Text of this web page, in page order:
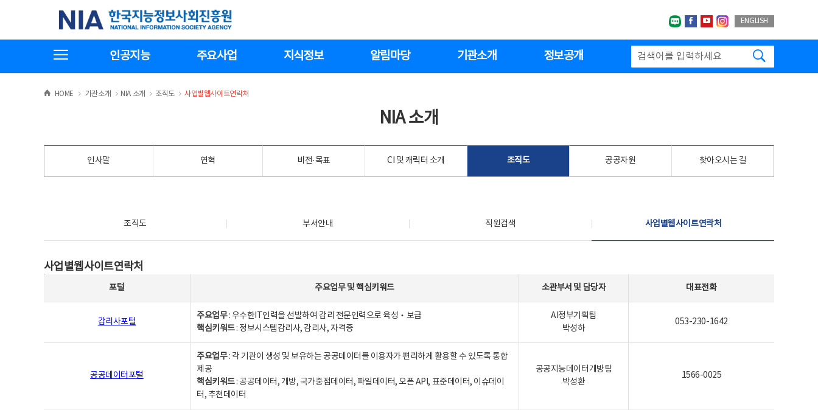
기
한국지능정보사회진흥원
네이버블로그
페이스북
유투브인스타그랩
ENGLISH
인공지능 주요사업 지식정보 알림마당 기관소개 정보공개
HOME >
기관소개 >NIA 소개 >
조직도 >
사업별웹사이트연락처
NIA 소개
인사말 연혁 비전·목표 CI 및 캐릭터 소개 조직도 공공자원 찾아오시는 길
조직도 부서안내 직원검색 사업별웹사이트연락처
사업별웹사이트연락처
포털 주요업무및핵심키워드 소관부서 및 담당자 대표전화
감리사포털
주요업무: 우수한IT인력을 선발하여 감리 전문인력으로 육성‧보급
핵심키워드: 정보시스템감리사, 감리사, 자격증
AI정부기획팀
박성하
053-230-1642
공공데이터포털
주요업무: 각 기관이 생성 및 보유하는 공공데이터를 이용자가 편리하게 활용할 수 있도록 통합
제공
핵심키워드: 공공데이터, 개방, 국가중점데이터, 파일데이터, 오픈 API, 표준데이터, 이슈데이
터, 추천데이터
공공지능데이터개방팀
박성환
1566-0025